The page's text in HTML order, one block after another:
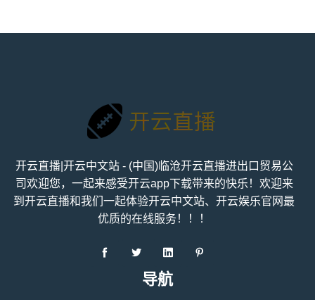
开云直播|开云中文站 - (中国)临沧开云直播进出口贸易公
司欢迎您，一起来感受开云app下载带来的快乐！欢迎来
到开云直播和我们一起体验开云中文站、开云娱乐官网最
优质的在线服务！！！
导航